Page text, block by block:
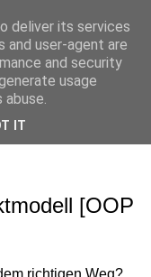
"Denkraum" -
[OOP
richtigen Weg?
deliver its services
and user-agent are
and security
usage
IT